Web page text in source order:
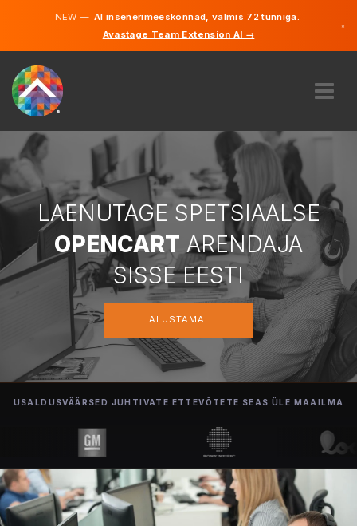
NEW —AI insenerimeeskonnad, valmis 72 tunniga.
Avastage Team Extension AI →
×
MEIST
EKSPERTIIS
KUIDAS SEE TÖÖTAB
KARJÄÄR
PALKAMA
EESTI
ALUSTAMA
LAENUTAGE SPETSIAALSE
OPENCART ARENDAJA
SISSE EESTI
ALUSTAMA!
USALDUSVÄÄRSED JUHTIVATE ETTEVÕTETE SEAS ÜLE MAAILMA